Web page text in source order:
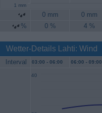
1 mm
0 mm 0 mm
%
0 % 4 %
Wetter-Details Lahti: Wind
Interval 03:00 - 06:00 06:00 - 09:00
40